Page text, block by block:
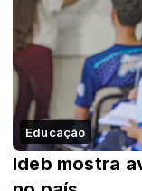
Educação
Ideb mostra